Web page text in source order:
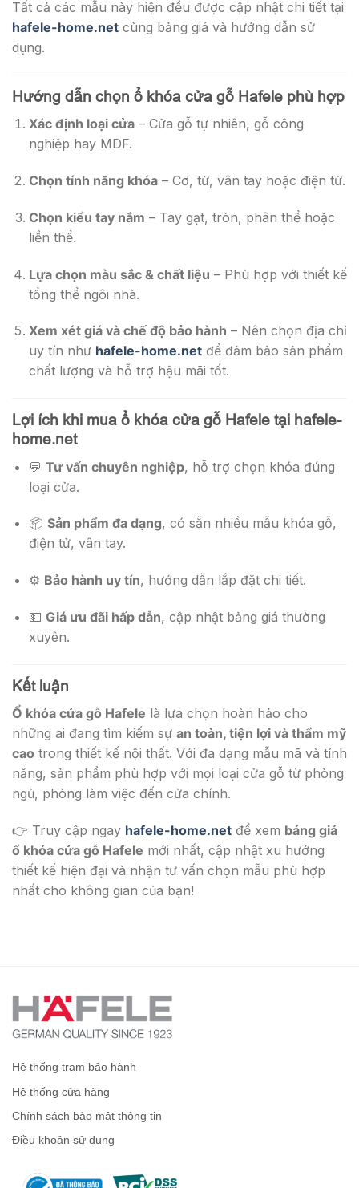
Tất cả các mẫu này hiện đều được cập nhật chi tiết tại
hafele-home.net cùng bảng giá và hướng dẫn sử
dụng.
Hướng dẫn chọn ổ khóa cửa gỗ Hafele phù hợp
Xác định loại cửa– Cửa gỗ tự nhiên, gỗ công
nghiệp hay MDF.
Chọn tính năng khóa– Cơ, từ, vân tay hoặc điện tử.
Chọn kiểu tay nắm – Tay gạt, tròn, phân thể hoặc
liền thể.
Lựa chọn màu sắc & chất liệu – Phù hợp với thiết kế
tổng thể ngôi nhà.
Xem xét giá và chế độ bảo hành – Nên chọn địa chỉ
uy tín như hafele-home.netđể đảm bảo sản phẩm
chất lượng và hỗ trợ hậu mãi tốt.
Lợi ích khi mua ổ khóa cửa gỗ Hafele tại hafele-
home.net
💬 Tư vấn chuyên nghiệp, hỗ trợ chọn khóa đúng
loại cửa.
📦 Sản phẩm đa dạng, có sẵn nhiều mẫu khóa gỗ,
điện tử, vân tay.
⚙️ Bảo hành uy tín, hướng dẫn lắp đặt chi tiết.
💵 Giá ưu đãi hấp dẫn, cập nhật bảng giá thường
xuyên.
Kết luận
Ổ khóa cửa gỗ Hafele là lựa chọn hoàn hảo cho
những ai đang tìm kiếm sự an toàn, tiện lợi và thẩm mỹ
cao trong thiết kế nội thất. Với đa dạng mẫu mã và tính
năng, sản phẩm phù hợp với mọi loại cửa gỗ từ phòng
ngủ, phòng làm việc đến cửa chính.
👉 Truy cập ngay hafele-home.net để xem bảng giá
ổ khóa cửa gỗ Hafele mới nhất, cập nhật xu hướng
thiết kế hiện đại và nhận tư vấn chọn mẫu phù hợp
nhất cho không gian của bạn!
Hệ thống trạm bảo hành
Hệ thống cửa hàng
Chính sách bảo mật thông tin
Điều khoản sử dụng